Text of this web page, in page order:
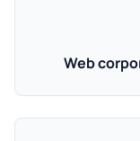
Web